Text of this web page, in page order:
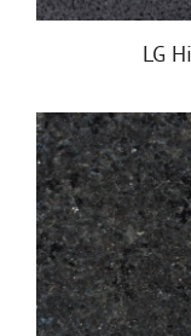
LG